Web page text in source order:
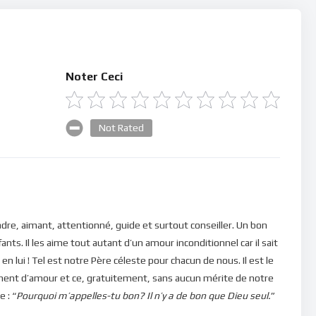
Noter Ceci
Not Rated
aimant, attentionné, guide et surtout conseiller. Un bon
Il les aime tout autant d’un amour inconditionnel car il sait
lui ! Tel est notre Père céleste pour chacun de nous. Il est le
d’amour et ce, gratuitement, sans aucun mérite de notre
: “Pourquoi m’appelles-tu bon? Il n’y a de bon que Dieu seul.”